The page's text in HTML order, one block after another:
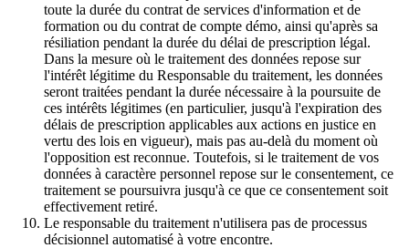
toute la durée du contrat de services d'information et de
formation ou du contrat de compte démo, ainsi qu'après sa
résiliation pendant la durée du délai de prescription légal.
Dans la mesure où le traitement des données repose sur
l'intérêt légitime du Responsable du traitement, les données
seront traitées pendant la durée nécessaire à la poursuite de
ces intérêts légitimes (en particulier, jusqu'à l'expiration des
délais de prescription applicables aux actions en justice en
vertu des lois en vigueur), mais pas au-delà du moment où
l'opposition est reconnue. Toutefois, si le traitement de vos
données à caractère personnel repose sur le consentement, ce
traitement se poursuivra jusqu'à ce que ce consentement soit
effectivement retiré.
Le responsable du traitement n'utilisera pas de processus
décisionnel automatisé à votre encontre.